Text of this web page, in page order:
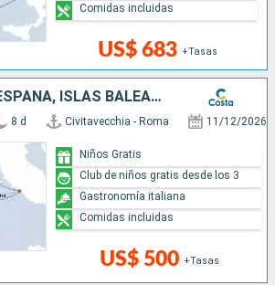
US$ 683 +Tasas
Comidas incluidas
ITALIA, FRANCIA, ESPAÑA, ISLAS BALEARES
8 d Civitavecchia - Roma 11/12/2026
US$ 500 +Tasas
Niños Gratis
Club de niños gratis desde los 3
Gastronomía italiana
Comidas incluidas